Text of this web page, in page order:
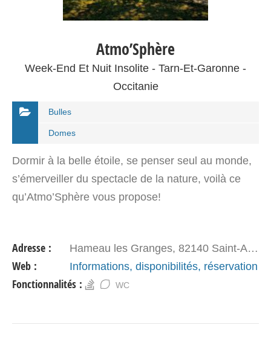
Atmo’Sphère
Week-End Et Nuit Insolite - Tarn-Et-Garonne -
Occitanie
Bulles
Domes
Dormir à la belle étoile, se penser seul au monde,
s’émerveiller du spectacle de la nature, voilà ce
qu’Atmo’Sphère vous propose!
Adresse : Hameau les Granges, 82140 Saint-Antonin-Noble-Val
Web : Informations, disponibilités, réservation
Fonctionnalités : WC